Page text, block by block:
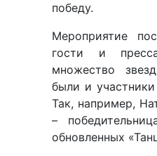
победу.
Мероприятие
гости и
множество
были и
Так, например,
–
обновленных